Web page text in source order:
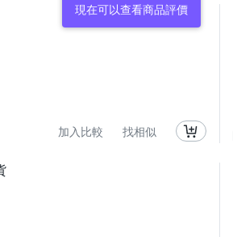
現在可以查看商品評價
加入比較 找相似